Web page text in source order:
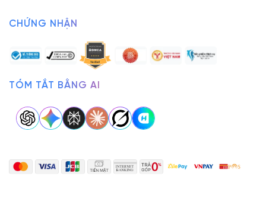
CHỨNG NHẬN
TÓM TẮT BẰNG AI